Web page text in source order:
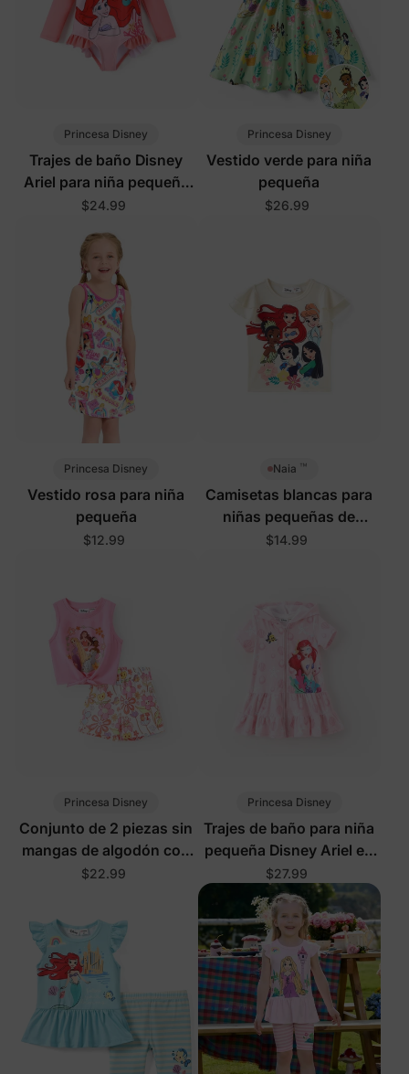
Princesa Disney
Trajes de baño Disney
Ariel para niña pequeña
con protección UPF en
$24.99
Princesa Disney
Vestido verde para niña
pequeña
$26.99
Princesa Disney
Vestido rosa para niña
pequeña
$12.99
Naia ™
Camisetas blancas para
niñas pequeñas de
Princesas Disney
$14.99
Princesa Disney
Conjunto de 2 piezas sin
mangas de algodón con
flores para niña pequeña,
$22.99
Princesa Disney
Trajes de baño para niña
pequeña Disney Ariel en
rosa
$27.99